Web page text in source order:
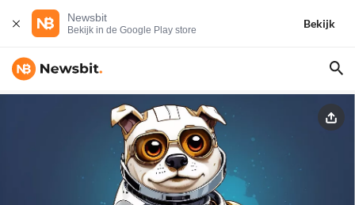
Newsbit
Bekijk in de Google Play store
Bekijk